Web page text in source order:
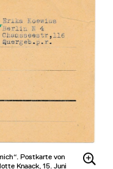
Postkarte von
Knaack, 15. Juni